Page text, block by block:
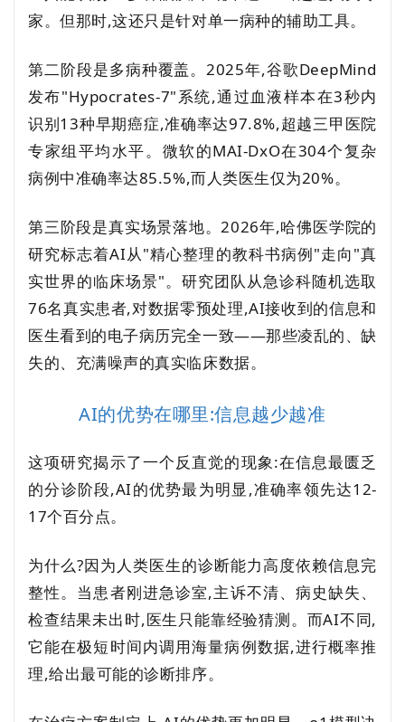
家。但那时,这还只是针对单一病种的辅助工具。
第二阶段是多病种覆盖。2025年,谷歌DeepMind
发布"Hypocrates-7"系统,通过血液样本在3秒内
识别13种早期癌症,准确率达97.8%,超越三甲医院
专家组平均水平。微软的MAI-DxO在304个复杂
病例中准确率达85.5%,而人类医生仅为20%。
第三阶段是真实场景落地。2026年,哈佛医学院的
研究标志着AI从"精心整理的教科书病例"走向"真
实世界的临床场景"。研究团队从急诊科随机选取
76名真实患者,对数据零预处理,AI接收到的信息和
医生看到的电子病历完全一致——那些凌乱的、缺
失的、充满噪声的真实临床数据。
AI的优势在哪里:信息越少越准
这项研究揭示了一个反直觉的现象:在信息最匮乏
的分诊阶段,AI的优势最为明显,准确率领先达12-
17个百分点。
为什么?因为人类医生的诊断能力高度依赖信息完
整性。当患者刚进急诊室,主诉不清、病史缺失、
检查结果未出时,医生只能靠经验猜测。而AI不同,
它能在极短时间内调用海量病例数据,进行概率推
理,给出最可能的诊断排序。